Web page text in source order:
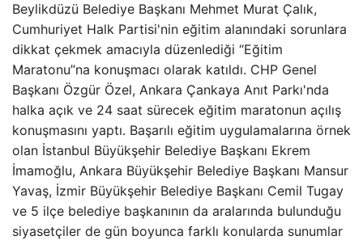
Beylikdüzü Belediye Başkanı Mehmet Murat Çalık,
Cumhuriyet Halk Partisi'nin eğitim alanındaki sorunlara
dikkat çekmek amacıyla düzenlediği “Eğitim
Maratonu”na konuşmacı olarak katıldı. CHP Genel
Başkanı Özgür Özel, Ankara Çankaya Anıt Parkı'nda
halka açık ve 24 saat sürecek eğitim maratonun açılış
konuşmasını yaptı. Başarılı eğitim uygulamalarına örnek
olan İstanbul Büyükşehir Belediye Başkanı Ekrem
İmamoğlu, Ankara Büyükşehir Belediye Başkanı Mansur
Yavaş, İzmir Büyükşehir Belediye Başkanı Cemil Tugay
ve 5 ilçe belediye başkanının da aralarında bulunduğu
siyasetçiler de gün boyunca farklı konularda sunumlar